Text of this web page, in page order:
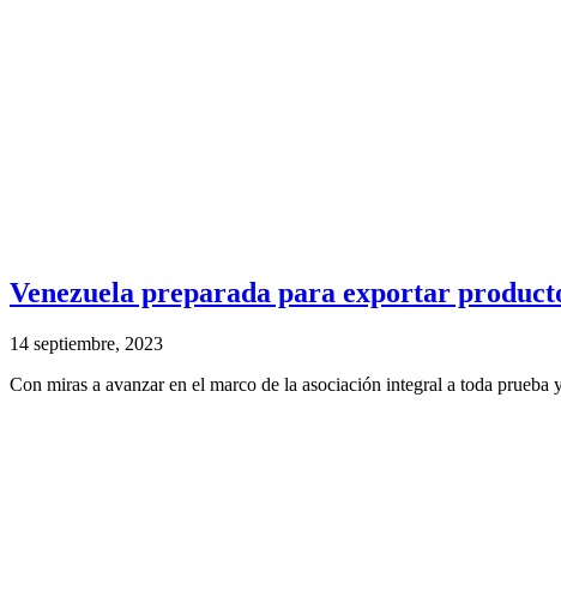
Venezuela preparada para exportar
14 septiembre, 2023
Con miras a avanzar en el marco de la asociación integral a toda